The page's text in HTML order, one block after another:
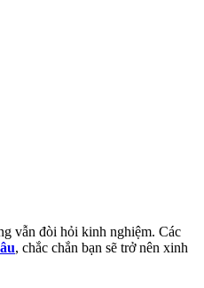
vẫn đòi hỏi kinh nghiệm. Các
, chắc chắn bạn sẽ trở nên xinh